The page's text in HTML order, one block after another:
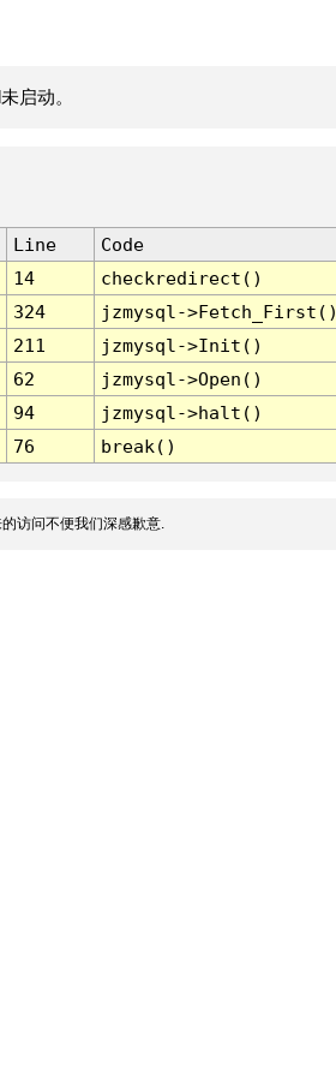
启动。
Line
Code
14
checkredirect()
324
jzmysql-
211
jzmysql->Init()
62
jzmysql->Open()
94
jzmysql->halt()
76 break()
访问不便我们深感歉意.